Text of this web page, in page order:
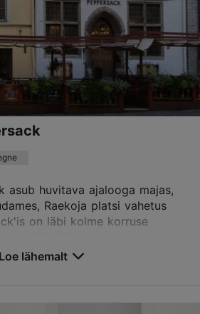
asub huvitava ajalooga majas,
Raekoja platsi vahetus
on läbi kolme korruse
Loe lähemalt